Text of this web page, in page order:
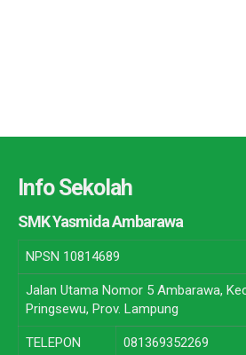
Info Sekolah
SMK Yasmida Ambarawa
NPSN 10814689
Jalan Utama Nomor 5 Ambarawa,
Pringsewu, Prov. Lampung
TELEPON 081369352269